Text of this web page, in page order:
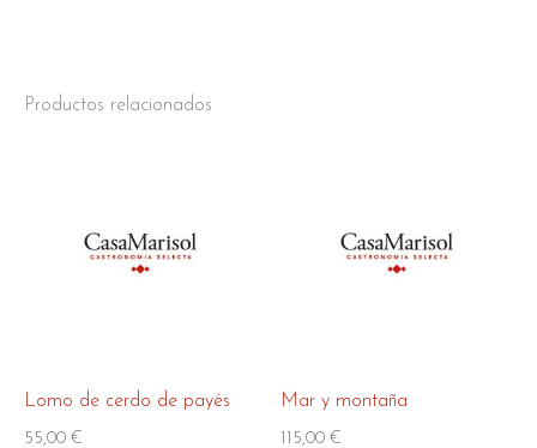
Productos relacionados
Lomo de cerdo de payés
55,00 €
Mar y montaña
115,00 €